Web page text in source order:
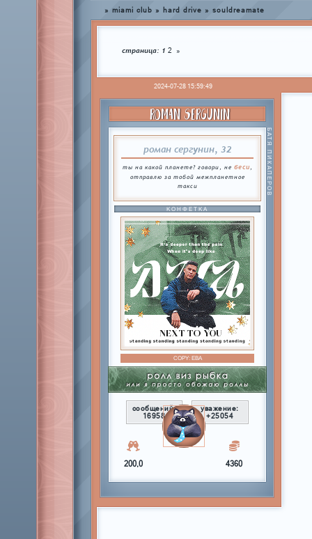
» miami club » hard drive » souldreamate
страница: 1 2 »
2024-07-28 15:59:49
ROMAN SERGUNIN
роман сергунин, 32
ты на какой планете? говори, не беси
отправлю за тобой межпланетное
такси
БАТЯ ПИКАПЕРОВ
КОНФЕТКА
COPY:ЕВА
сообщений:
16958
уважение:
+25054
200,0 4360